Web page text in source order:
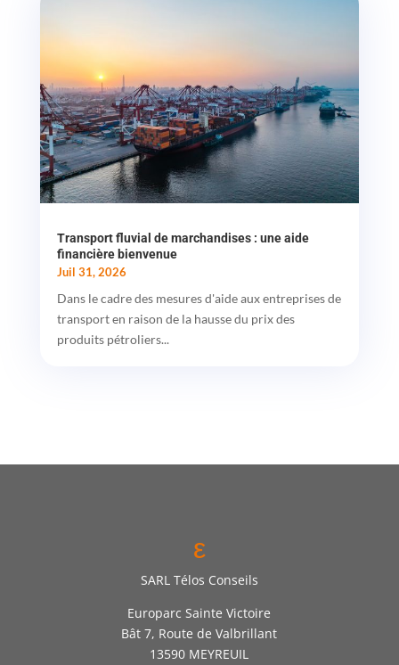
Transport fluvial de marchandises : une aide
financière bienvenue
Juil 31, 2026
Dans le cadre des mesures d'aide aux entreprises de
transport en raison de la hausse du prix des
produits pétroliers...
ε
SARL Télos Conseils
Europarc Sainte Victoire
Bât 7, Route de Valbrillant
13590 MEYREUIL